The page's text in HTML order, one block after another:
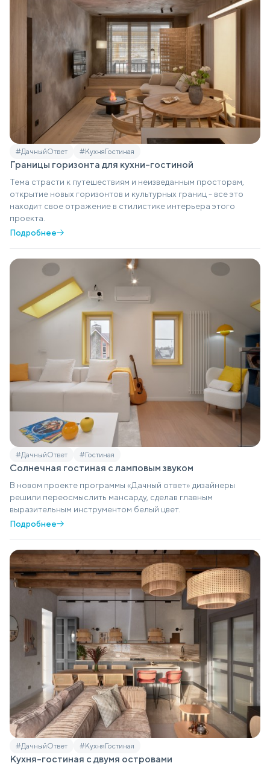
#ДачныйОтвет #КухняГостиная
Границы горизонта для кухни-гостиной
Тема страсти к путешествиям и неизведанным просторам,
открытие новых горизонтов и культурных границ - все это
находит свое отражение в стилистике интерьера этого
проекта.
Подробнее
#ДачныйОтвет #Гостиная
Солнечная гостиная с ламповым звуком
В новом проекте программы «Дачный ответ» дизайнеры
решили переосмыслить мансарду, сделав главным
выразительным инструментом белый цвет.
Подробнее
#ДачныйОтвет #КухняГостиная
Кухня-гостиная с двумя островами